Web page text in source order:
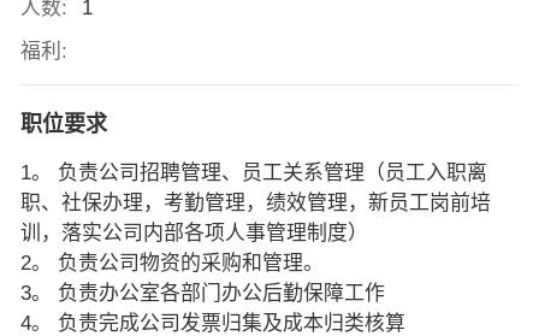
人数:
1
福利:
职位要求
1。 负责公司招聘管理、员工关系管理（员工入职离
职、社保办理，考勤管理，绩效管理，新员工岗前培
训，落实公司内部各项人事管理制度）
2。 负责公司物资的采购和管理。
3。 负责办公室各部门办公后勤保障工作
4。 负责完成公司发票归集及成本归类核算